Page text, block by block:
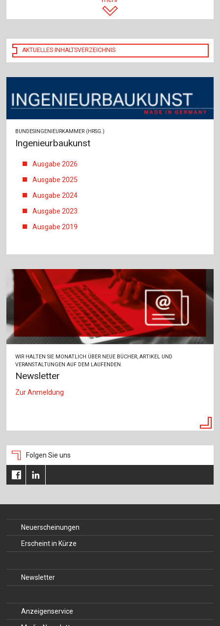
AKTUELLES INHALTSVERZEICHNIS
BUNDESINGENIEURKAMMER (HRSG.)
Ingenieurbaukunst
Ausgabe 2026
Ausgabe 2025
Ausgabe 2024
Ausgabe 2023
Ausgabe 2019
WIR HALTEN SIE MONATLICH ÜBER NEUE BÜCHER, ARTIKEL UND
VERANSTALTUNGEN AUF DEM LAUFENDEN.
Newsletter
Zur Anmeldung
Folgen Sie uns
Neuerscheinungen
Erscheint in Kürze
Newsletter
Anzeigenservice